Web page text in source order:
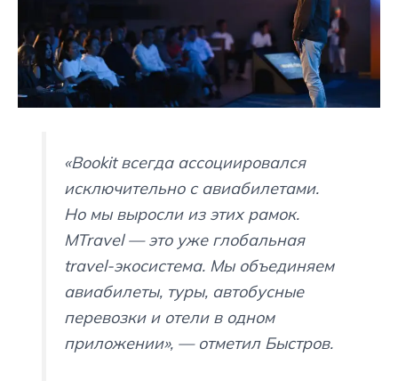
«Bookit всегда ассоциировался
исключительно с авиабилетами.
Но мы выросли из этих рамок.
MTravel — это уже глобальная
travel-экосистема. Мы объединяем
авиабилеты, туры, автобусные
перевозки и отели в одном
приложении», — отметил Быстров.